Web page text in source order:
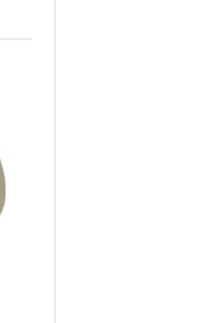
le besoin
intégré. Elles
poussière, et
en extérieur.
ses voies
vision dégagé et
les scies sont